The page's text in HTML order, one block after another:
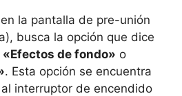
la pantalla de pre-unión
busca la opción que dice
«Efectos de fondo» o
. Esta opción se encuentra
interruptor de encendido